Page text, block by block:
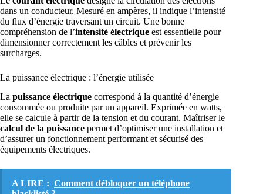
dans un conducteur. Mesuré en ampères, il indique l’intensité
du flux d’énergie traversant un circuit. Une bonne
compréhension de l’intensité électrique est essentielle pour
dimensionner correctement les câbles et prévenir les
surcharges.
La puissance électrique : l’énergie utilisée
La puissance électrique correspond à la quantité d’énergie
consommée ou produite par un appareil. Exprimée en watts,
elle se calcule à partir de la tension et du courant. Maîtriser le
calcul de la puissance permet d’optimiser une installation et
d’assurer un fonctionnement performant et sécurisé des
équipements électriques.
A LIRE : Comment débloquer un téléphone